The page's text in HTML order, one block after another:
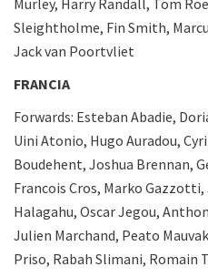
Murley, Harry Randall, Tom
Sleightholme, Fin Smith,
Jack van Poortvliet
FRANCIA
Forwards: Esteban Abadie,
Uini Atonio, Hugo Auradou,
Boudehent, Joshua Brennan,
Francois Cros, Marko
Halagahu, Oscar Jegou,
Julien Marchand, Peato
Priso, Rabah Slimani, Romain